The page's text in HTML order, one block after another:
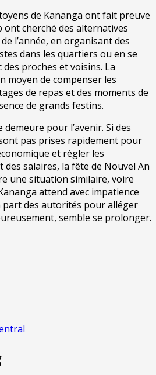
de Kananga ont fait preuve
ont cherché des alternatives
l’année, en organisant des
dans les quartiers ou en se
proches et voisins. La
moyen de compenser les
de repas et des moments de
de grands festins.
demeure pour l’avenir. Si des
pas prises rapidement pour
et régler les
salaires, la fête de Nouvel An
une situation similaire, voire
attend avec impatience
part des autorités pour alléger
semble se prolonger.